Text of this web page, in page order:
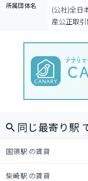
所属団体名
(公社)全日
産公正取
同じ最寄り駅
国領駅 の賃貸
柴崎駅 の賃貸